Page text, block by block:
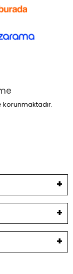
korunmaktadır.